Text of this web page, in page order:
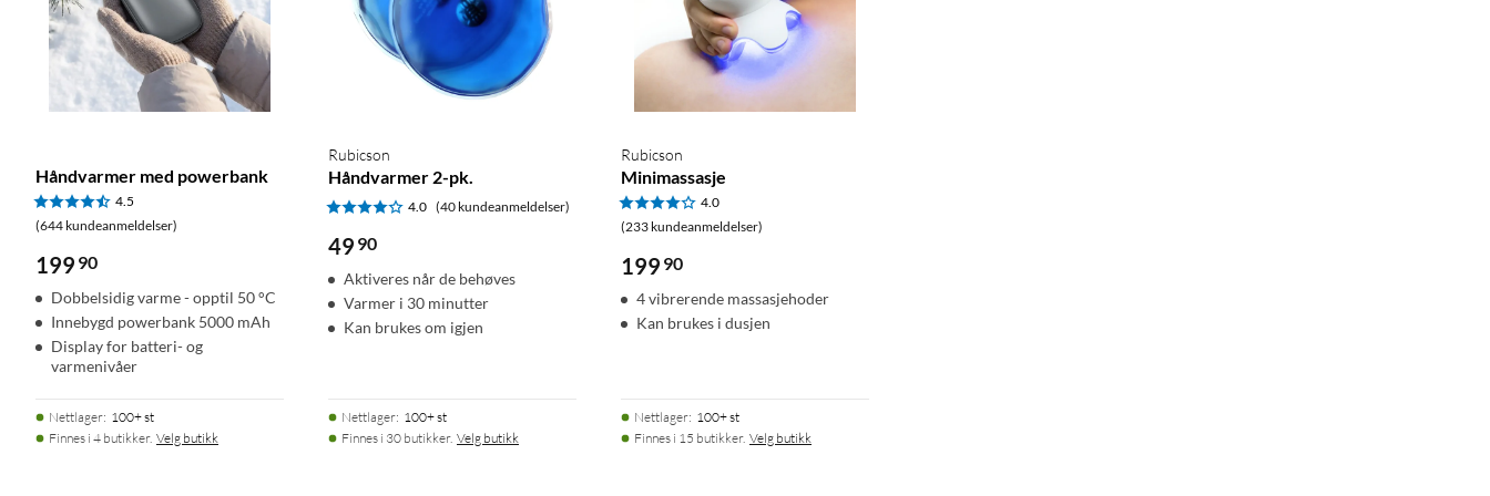
Håndvarmer med powerbank
4.5
(644 kundeanmeldelser)
199 90
Dobbelsidig varme - opptil 50 °C
Innebygd powerbank 5000 mAh
Display for batteri- og
varmenivåer
Nettlager: 100+ st
Finnes i 4 butikker. Velg butikk
Rubicson
Håndvarmer 2-pk.
4.0 (40 kundeanmeldelser)
49 90
Aktiveres når de behøves
Varmer i 30 minutter
Kan brukes om igjen
Nettlager: 100+ st
Finnes i 30 butikker. Velg butikk
Rubicson
Minimassasje
4.0
(233 kundeanmeldelser)
199 90
4 vibrerende massasjehoder
Kan brukes i dusjen
Nettlager: 100+ st
Finnes i 15 butikker. Velg butikk